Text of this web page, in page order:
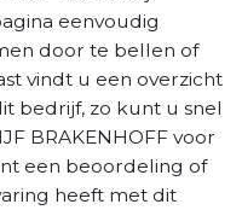
eenvoudig
door te bellen of
vindt u een overzicht
bedrijf, zo kunt u snel
BRAKENHOFF voor
een beoordeling of
heeft met dit